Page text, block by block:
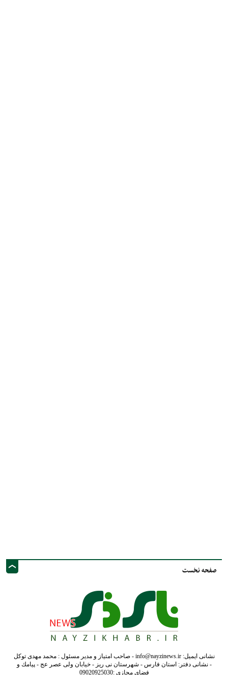
صفحه نخست
نشانی ایمیل: info@nayzinews.ir - صاحب امتیاز و مدیر مسئول : محمد مهدی توکل
- نشانی دفتر: استان فارس - شهرستان نی ریز - خیابان ولی عصر عج - پيامك و
فضاي مجازي :09020925030